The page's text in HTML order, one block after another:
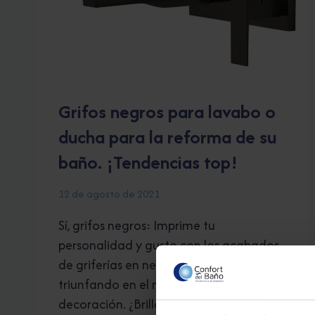
Grifos negros para lavabo o
ducha para la reforma de su
baño. ¡Tendencias top!
12 de agosto de 2021
Sí, grifos negros: Imprime tu
personalidad y gusto con los acabados
de griferías en negro titanio, que están
triunfando en el mundo de la
decoración. ¿Brillo o mate?, ¿Por cuál te